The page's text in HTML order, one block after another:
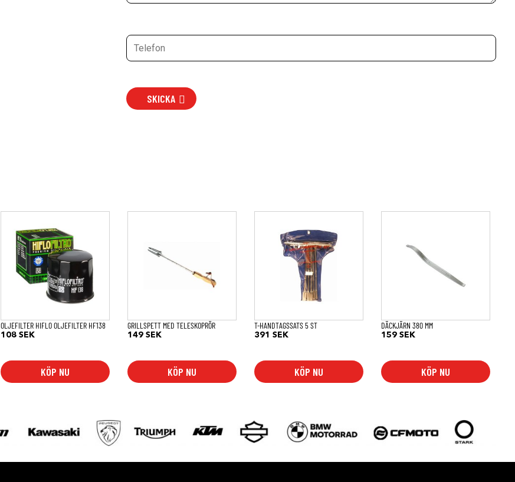
SKICKA
OLJEFILTER HIFLO OLJEFILTER HF138
108SEK
KÖP NU
GRILLSPETT MED TELESKOPRÖR
149SEK
KÖP NU
T-HANDTAGSSATS 5 ST
391SEK
KÖP NU
DÄCKJÄRN 380 MM
159SEK
KÖP NU